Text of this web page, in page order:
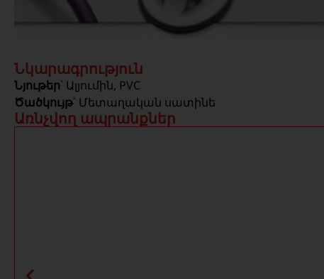
Նկարագրություն
Նյութեր՝ Ալյումին, PVC
Ծածկույթ՝ Մետաղական սատինե
Առնչվող ապրանքներ